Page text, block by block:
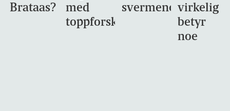
Brataas?
med
toppforskning
svermene virkelig
betyr
noe